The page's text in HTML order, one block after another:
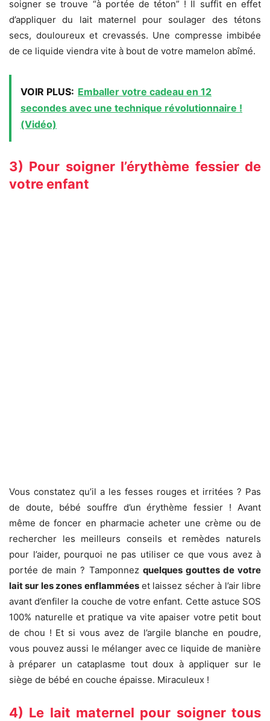
soigner se trouve “à portée de téton” ! Il suffit en effet
d’appliquer du lait maternel pour soulager des tétons
secs, douloureux et crevassés. Une compresse imbibée
de ce liquide viendra vite à bout de votre mamelon abîmé.
VOIR PLUS: Emballer votre cadeau en 12
secondes avec une technique révolutionnaire !
(Vidéo)
3) Pour soigner l’érythème fessier de
votre enfant
Vous constatez qu’il a les fesses rouges et irritées ? Pas
de doute, bébé souffre d’un érythème fessier ! Avant
même de foncer en pharmacie acheter une crème ou de
rechercher les meilleurs conseils et remèdes naturels
pour l’aider, pourquoi ne pas utiliser ce que vous avez à
portée de main ? Tamponnez quelques gouttes de votre
lait sur les zones enflamméeset laissez sécher à l’air libre
avant d’enfiler la couche de votre enfant. Cette astuce SOS
100% naturelle et pratique va vite apaiser votre petit bout
de chou ! Et si vous avez de l’argile blanche en poudre,
vous pouvez aussi le mélanger avec ce liquide de manière
à préparer un cataplasme tout doux à appliquer sur le
siège de bébé en couche épaisse. Miraculeux !
4) Le lait maternel pour soigner tous